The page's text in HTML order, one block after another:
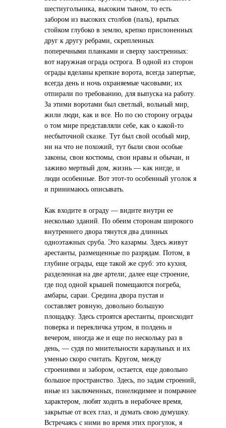
шестиугольника, высоким тыном, то есть
забором из высоких столбов (паль), врытых
стойком глубоко в землю, крепко прислоненных
друг к другу ребрами, скрепленных
поперечными планками и сверху заостренных:
вот наружная ограда острога. В одной из сторон
ограды вделаны крепкие ворота, всегда запертые,
всегда день и ночь охраняемые часовыми; их
отпирали по требованию, для выпуска на работу.
За этими воротами был светлый, вольный мир,
жили люди, как и все. Но по сю сторону ограды
о том мире представляли себе, как о какой-то
несбыточной сказке. Тут был свой особый мир,
ни на что не похожий, тут были свои особые
законы, свои костюмы, свои нравы и обычаи, и
заживо мертвый дом, жизнь — как нигде, и
люди особенные. Вот этот-то особенный уголок я
и принимаюсь описывать.
Как входите в ограду — видите внутри ее
несколько зданий. По обеим сторонам широкого
внутреннего двора тянутся два длинных
одноэтажных сруба. Это казармы. Здесь живут
арестанты, размещенные по разрядам. Потом, в
глубине ограды, еще такой же сруб: это кухня,
разделенная на две артели; далее еще строение,
где под одной крышей помещаются погреба,
амбары, сараи. Средина двора пустая и
составляет ровную, довольно большую
площадку. Здесь строятся арестанты, происходит
поверка и перекличка утром, в полдень и
вечером, иногда же и еще по нескольку раз в
день, — судя по мнительности караульных и их
уменью скоро считать. Кругом, между
строениями и забором, остается, еще довольно
большое пространство. Здесь, по задам строений,
иные из заключенных, понелюдимее и помрачнее
характером, любят ходить в нерабочее время,
закрытые от всех глаз, и думать свою думушку.
Встречаясь с ними во время этих прогулок, я